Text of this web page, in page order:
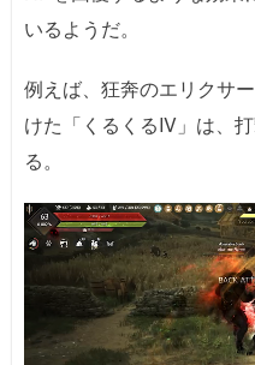
いるようだ。
例えば、狂奔のエリクサ
けた「くるくるIV」は、
る。